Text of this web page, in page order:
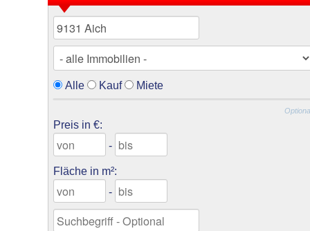
Alle Kauf Miete
Preis in €:
-
Fläche in m²:
-